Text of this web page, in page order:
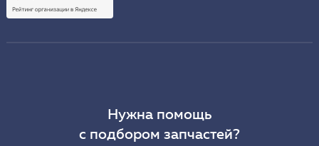
Нужна помощь
с подбором запчастей?